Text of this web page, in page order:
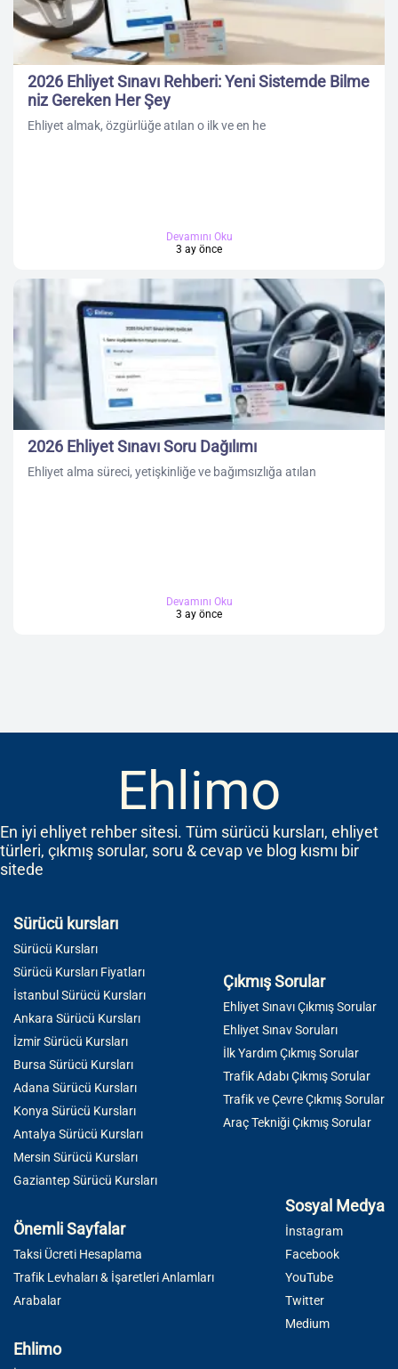
2026 Ehliyet Sınavı Rehberi: Yeni Sistemde Bilme
niz Gereken Her Şey
Ehliyet almak, özgürlüğe atılan o ilk ve en he
Devamını Oku
3 ay önce
2026 Ehliyet Sınavı Soru Dağılımı
Ehliyet alma süreci, yetişkinliğe ve bağımsızlığa atılan
Devamını Oku
3 ay önce
Ehlimo
En iyi ehliyet rehber sitesi. Tüm sürücü kursları, ehliyet
türleri, çıkmış sorular, soru & cevap ve blog kısmı bir
sitede
Sürücü kursları
Sürücü Kursları
Sürücü Kursları Fiyatları
İstanbul Sürücü Kursları
Ankara Sürücü Kursları
İzmir Sürücü Kursları
Bursa Sürücü Kursları
Adana Sürücü Kursları
Konya Sürücü Kursları
Antalya Sürücü Kursları
Mersin Sürücü Kursları
Gaziantep Sürücü Kursları
Çıkmış Sorular
Ehliyet Sınavı Çıkmış Sorular
Ehliyet Sınav Soruları
İlk Yardım Çıkmış Sorular
Trafik Adabı Çıkmış Sorular
Trafik ve Çevre Çıkmış Sorular
Araç Tekniği Çıkmış Sorular
Önemli Sayfalar
Taksi Ücreti Hesaplama
Trafik Levhaları & İşaretleri Anlamları
Arabalar
Sosyal Medya
İnstagram
Facebook
YouTube
Twitter
Medium
Ehlimo